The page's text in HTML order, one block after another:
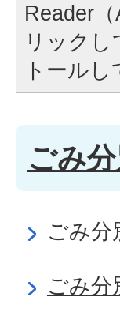
Reader
リック
トールし
ごみ
ごみ分
ごみ分